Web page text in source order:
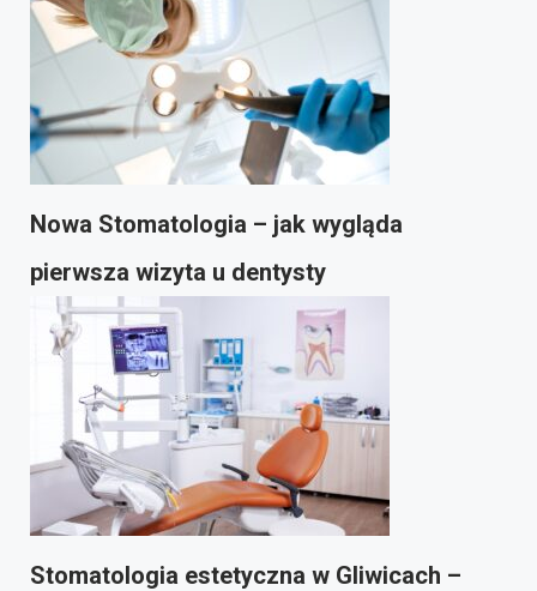
Nowa Stomatologia – jak wygląda
pierwsza wizyta u dentysty
Stomatologia estetyczna w Gliwicach –